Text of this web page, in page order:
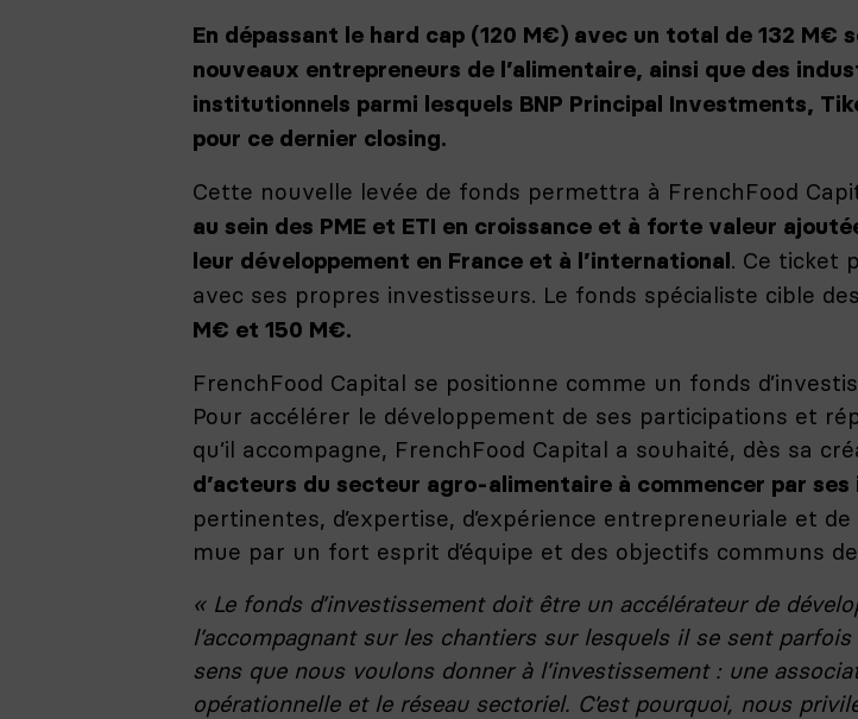
En dépassant le hard cap (120 M€) avec un total de 132 M€
nouveaux entrepreneurs de l’alimentaire, ainsi que des
institutionnels parmi lesquels BNP Principal Investments,
pour ce dernier closing.
Cette nouvelle levée de fonds permettra à FrenchFood
au sein des PME et ETI en croissance et à forte valeur
leur développement en France et à l’international. Ce ticket
avec ses propres investisseurs. Le fonds spécialiste cible
M€ et 150 M€.
FrenchFood Capital se positionne comme un fonds
Pour accélérer le développement de ses participations et
qu’il accompagne, FrenchFood Capital a souhaité, dès sa
d’acteurs du secteur agro-alimentaire à commencer par
pertinentes, d’expertise, d’expérience entrepreneuriale et
mue par un fort esprit d’équipe et des objectifs communs
« Le fonds d’investissement doit être un accélérateur de
l’accompagnant sur les chantiers sur lesquels il se sent
sens que nous voulons donner à l’investissement : une
opérationnelle et le réseau sectoriel. C’est pourquoi, nous